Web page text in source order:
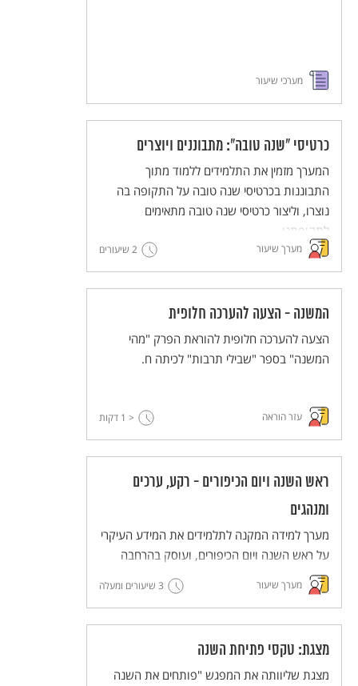
מערכי שיעור
כרטיסי "שנה טובה": מתבוננים ויוצרים
המערך מזמין את התלמידים ללמוד מתוך
התבוננות בכרטיסי שנה טובה על התקופה בה
נוצרו, וליצור כרטיסי שנה טובה מתאימים
לתקופתנו.
מערך שיעור 2 שיעורים
המשנה - הצעה להערכה חלופית
הצעה להערכה חלופית להוראת הפרק "מהי
המשנה" בספר "שבילי תרבות" לכיתה ח.
עזר הוראה < 1 דקות
ראש השנה ויום הכיפורים - רקע, ערכים
ומנהגים
מערך למידה המקנה לתלמידים את המידע העיקרי
על ראש השנה ויום הכיפורים, ועוסק בהרחבה
בערכים שעולים מהחגים האלה.
מערך שיעור 3 שיעורים ומעלה
מצגת: טקסי פתיחת השנה
מצגת שליוותה את המפגש "פותחים את השנה